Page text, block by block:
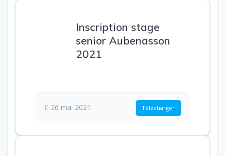
Inscription stage
senior Aubenasson
2021
26 mai 2021 Télécharger